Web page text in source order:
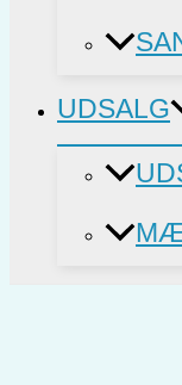
UDSALG